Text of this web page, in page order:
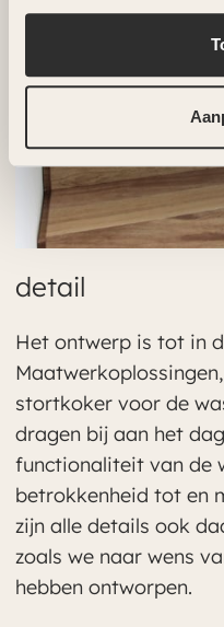
detail
Het ontwerp is tot in
stortkoker voor de
dragen bij aan het
functionaliteit van de
betrokkenheid tot en
zijn alle details ook
zoals we naar wens
hebben ontworpen.